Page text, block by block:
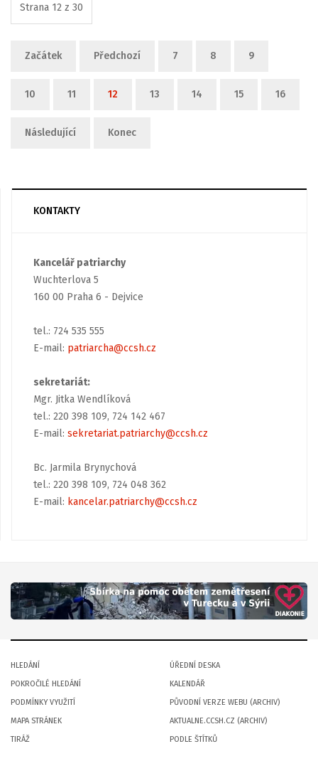
Strana 12 z 30
Začátek Předchozí 7 8 9
10 11 12 13 14 15 16
Následující Konec
KONTAKTY
Kancelář patriarchy
Wuchterlova 5
160 00 Praha 6 - Dejvice
tel.: 724 535 555
E-mail: patriarcha@ccsh.cz
sekretariát:
Mgr. Jitka Wendlíková
tel.: 220 398 109, 724 142 467
E-mail: sekretariat.patriarchy@ccsh.cz
Bc. Jarmila Brynychová
tel.: 220 398 109, 724 048 362
E-mail: kancelar.patriarchy@ccsh.cz
HLEDÁNÍ
POKROČILÉ HLEDÁNÍ
PODMÍNKY VYUŽITÍ
MAPA STRÁNEK
TIRÁŽ
ÚŘEDNÍ DESKA
KALENDÁŘ
PŮVODNÍ VERZE WEBU (ARCHIV)
AKTUALNE.CCSH.CZ (ARCHIV)
PODLE ŠTÍTKŮ